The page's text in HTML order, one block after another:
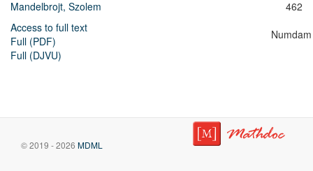
Mandelbrojt, Szolem
Access to full text
Full (PDF)
Full (DJVU)
462
Numdam
© 2019 - 2026 MDML